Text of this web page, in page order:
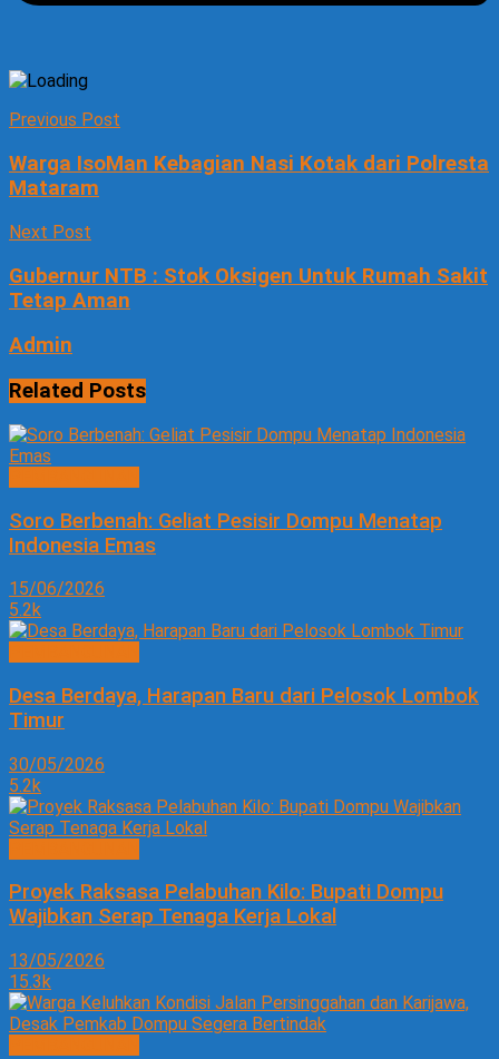
Previous Post
Warga IsoMan Kebagian Nasi Kotak dari Polresta
Mataram
Next Post
Gubernur NTB : Stok Oksigen Untuk Rumah Sakit
Tetap Aman
Admin
Related Posts
Soro Berbenah: Geliat Pesisir Dompu Menatap
Indonesia Emas
15/06/2026
5.2k
Desa Berdaya, Harapan Baru dari Pelosok Lombok
Timur
30/05/2026
5.2k
Proyek Raksasa Pelabuhan Kilo: Bupati Dompu
Wajibkan Serap Tenaga Kerja Lokal
13/05/2026
15.3k